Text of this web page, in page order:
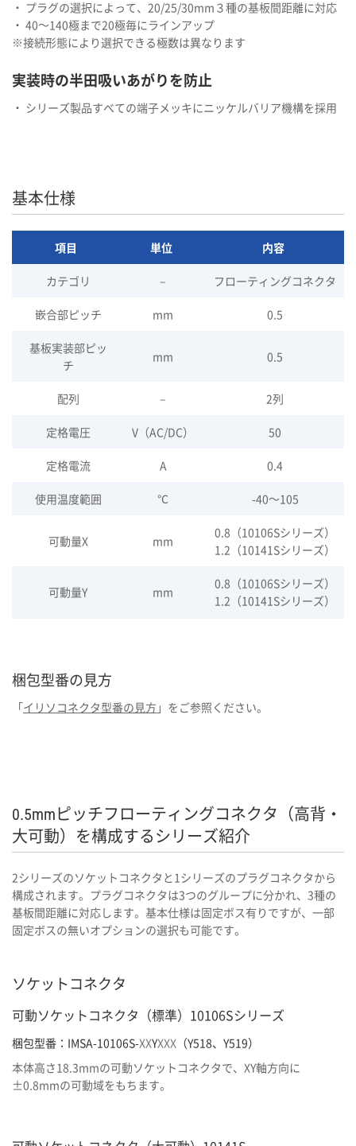
・ プラグの選択によって、20/25/30mm３種の基板間距離に対応
・ 40～140極まで20極毎にラインアップ
※接続形態により選択できる極数は異なります
実装時の半田吸いあがりを防止
・ シリーズ製品すべての端子メッキにニッケルバリア機構を採用
基本仕様
項目 単位 内容
カテゴリ – フローティングコネクタ
嵌合部ピッチ mm 0.5
基板実装部ピッ
チ
mm 0.5
配列 – 2列
定格電圧 V（AC/DC） 50
定格電流 A 0.4
使用温度範囲 ℃ -40～105
可動量X mm
0.8（10106Sシリーズ）
1.2（10141Sシリーズ）
可動量Y mm
0.8（10106Sシリーズ）
1.2（10141Sシリーズ）
梱包型番の見方
「イリソコネクタ型番の見方 」をご参照ください。
0.5mmピッチフローティングコネクタ（高背・
大可動）を構成するシリーズ紹介
2シリーズのソケットコネクタと1シリーズのプラグコネクタから
構成されます。プラグコネクタは3つのグループに分かれ、3種の
基板間距離に対応します。基本仕様は固定ボス有りですが、一部
固定ボスの無いオプションの選択も可能です。
ソケットコネクタ
可動ソケットコネクタ（標準）10106Sシリーズ
梱包型番：IMSA-10106S-XXYXXX （Y518、Y519）
本体高さ18.3mmの可動ソケットコネクタで、XY軸方向に
±0.8mmの可動域をもちます。